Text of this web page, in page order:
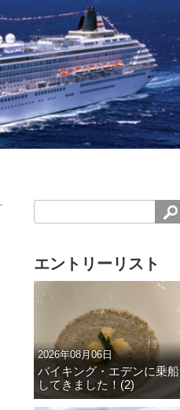
エントリーリスト
2026年08月06日
バイキング・エデンに乗船
してきました！(2)